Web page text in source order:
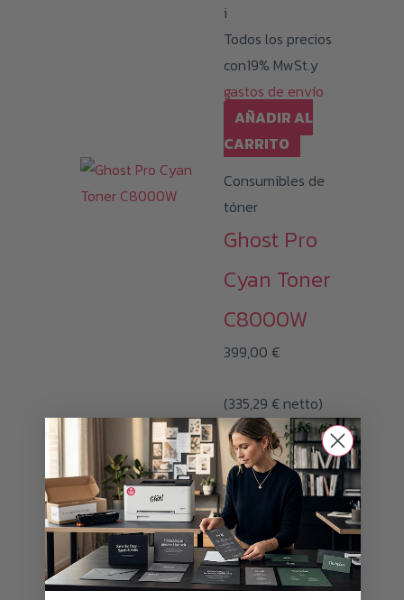
i
Todos los precios
con19% MwSt.y
gastos de envío
AÑADIR AL
CARRITO
Consumibles de
tóner
Ghost Pro
Cyan Toner
C8000W
399,00 €
(335,29 € netto)
i
Todos los precios
con19% MwSt.y
gastos de envío
AÑADIR AL